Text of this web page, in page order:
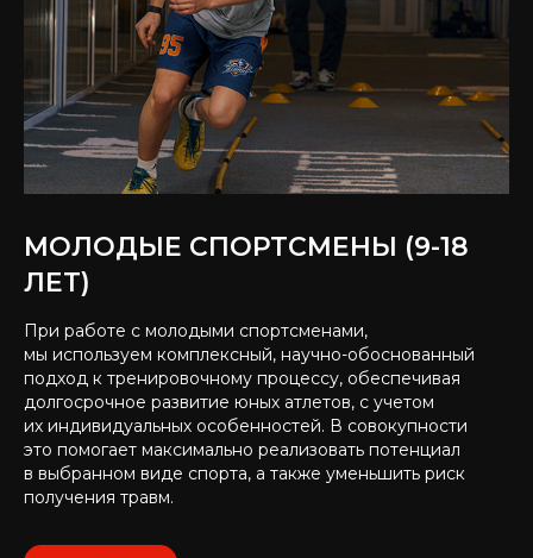
МОЛОДЫЕ СПОРТСМЕНЫ (9-18
ЛЕТ)
При работе с молодыми спортсменами,
мы используем комплексный, научно-обоснованный
подход к тренировочному процессу, обеспечивая
долгосрочное развитие юных атлетов, с учетом
их индивидуальных особенностей. В совокупности
это помогает максимально реализовать потенциал
в выбранном виде спорта, а также уменьшить риск
получения травм.